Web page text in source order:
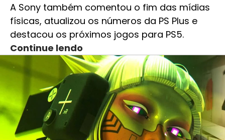
A Sony também comentou o fim das mídias
físicas, atualizou os números da PS Plus e
destacou os próximos jogos para PS5.
Continue lendo